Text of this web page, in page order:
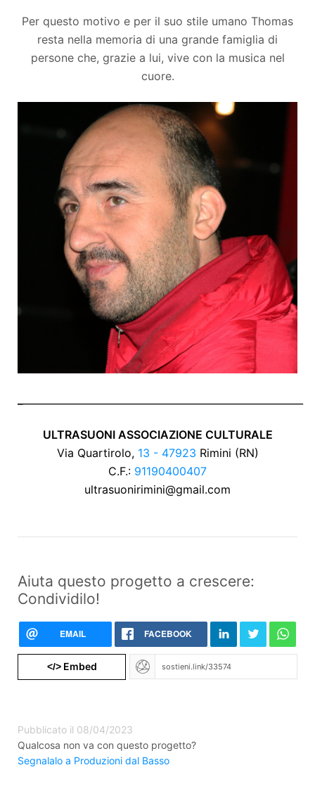
Per questo motivo e per il suo stile umano Thomas
resta nella memoria di una grande famiglia di
persone che, grazie a lui, vive con la musica nel
cuore.
ULTRASUONI ASSOCIAZIONE CULTURALE
Via Quartirolo, 13 - 47923 Rimini (RN)
C.F.: 91190400407
ultrasuonirimini@gmail.com
Aiuta questo progetto a crescere:
Condividilo!
EMAIL FACEBOOK
</>Embed
Pubblicato il 08/04/2023
Qualcosa non va con questo progetto?
Segnalalo a Produzioni dal Basso